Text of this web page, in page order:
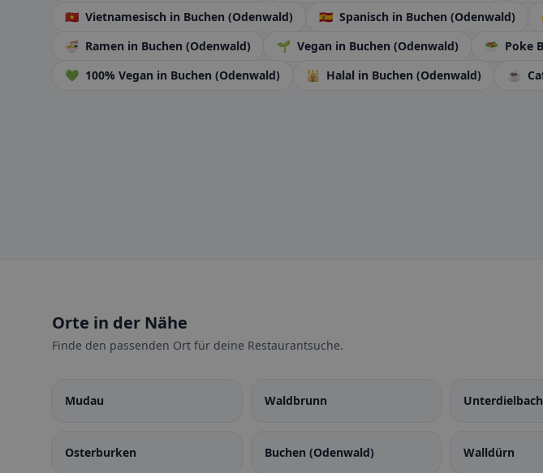
🇻🇳 Vietnamesisch in Buchen (Odenwald) 🇪🇸 Spanisch in Buchen (Odenwald)
🍜 Ramen in Buchen (Odenwald) 🌱 Vegan in Buchen (Odenwald) 🥗 Poke
💚 100% Vegan in Buchen (Odenwald) 🕌 Halal in Buchen (Odenwald) ☕
Orte in der Nähe
Finde den passenden Ort für deine Restaurantsuche.
Mudau Waldbrunn Unterdielbach
Osterburken Buchen (Odenwald) Walldürn